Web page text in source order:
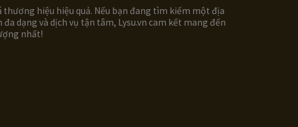
hiệu hiệu quả. Nếu bạn đang tìm kiếm một địa
dạng và dịch vụ tận tâm, Lysu.vn cam kết mang đến
nhất!